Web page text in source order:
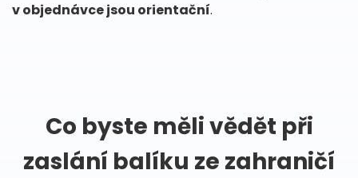
v objednávce jsou orientační.
Co byste měli vědět při
zaslání balíku ze zahraničí